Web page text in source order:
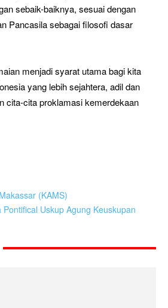
sebaik-baiknya, sesuai dengan
Pancasila sebagai filosofi dasar
menjadi syarat utama bagi kita
yang lebih sejahtera, adil dan
cita-cita proklamasi kemerdekaan
(KAMS)
Uskup Agung Keuskupan